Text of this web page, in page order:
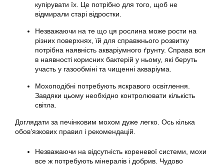
купірувати їх. Це потрібно для того, щоб не
відмирали старі відростки.
Незважаючи на те що ця рослина може рости на
різних поверхнях, їй для справжнього розвитку
потрібна наявність акваріумного ґрунту. Справа вся
в наявності корисних бактерій у ньому, які беруть
участь у газообміні та чищенні акваріума.
Мохоподібні потребують яскравого освітлення.
Завдяки цьому необхідно контролювати кількість
світла.
Доглядати за печінковим мохом дуже легко. Ось кілька
обов’язкових правил і рекомендацій.
Незважаючи на відсутність кореневої системи, мохи
все ж потребують мінералів і добрив. Чудово